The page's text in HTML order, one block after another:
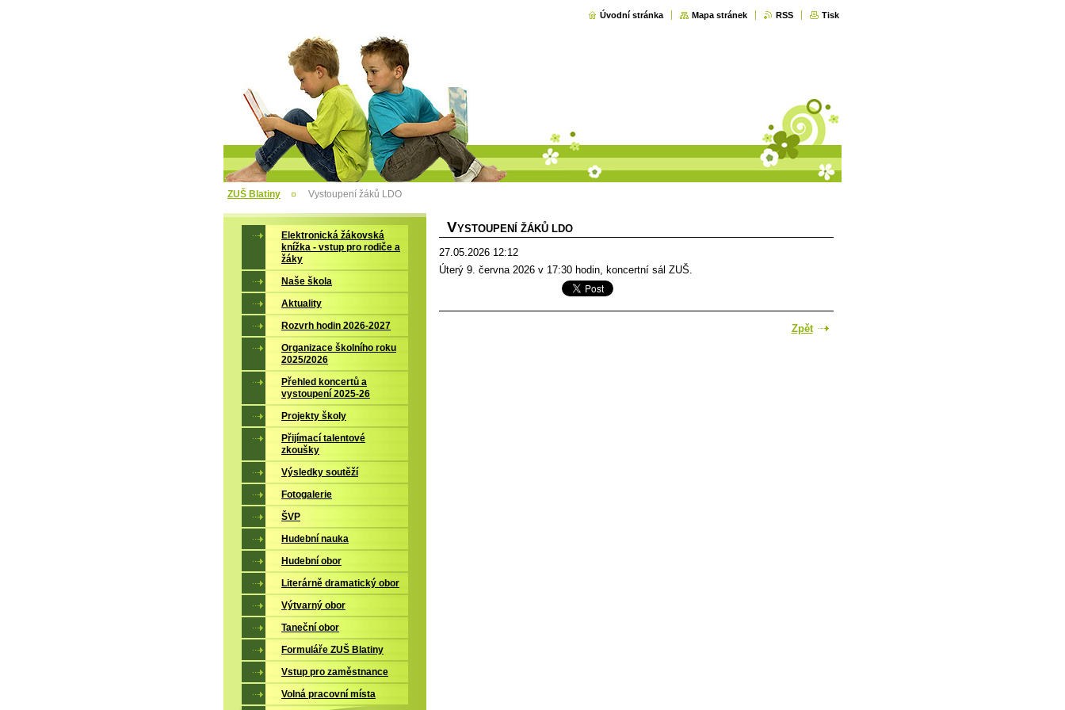
Úvodní stránka Mapa stránek RSS Tisk
ZUŠ Blatiny Vystoupení žáků LDO
VYSTOUPENÍ ŽÁKŮ LDO
27.05.2026 12:12
Úterý 9. června 2026 v 17:30 hodin, koncertní sál ZUŠ.
Zpět
Elektronická žákovská
knížka - vstup pro rodiče a
žáky
Naše škola
Aktuality
Rozvrh hodin 2026-2027
Organizace školního roku
2025/2026
Přehled koncertů a
vystoupení 2025-26
Projekty školy
Přijímací talentové
zkoušky
Výsledky soutěží
Fotogalerie
ŠVP
Hudební nauka
Hudební obor
Literárně dramatický obor
Výtvarný obor
Taneční obor
Formuláře ZUŠ Blatiny
Vstup pro zaměstnance
Volná pracovní místa